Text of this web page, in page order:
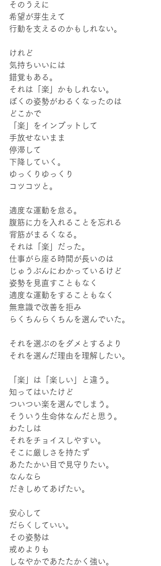
そのうえに
希望が芽生えて
行動を支えるのかもしれない。
けれど
気持ちいいには
錯覚もある。
それは「楽」かもしれない。
ぼくの姿勢がわるくなったのは
どこかで
「楽」をインプットして
手放せないまま
停滞して
下降していく。
ゆっくりゆっくり
コツコツと。
適度な運動を怠る。
腹筋に力を入れることを忘れる
背筋がまるくなる。
それは「楽」だった。
仕事がら座る時間が長いのは
じゅうぶんにわかっているけど
姿勢を見直すこともなく
適度な運動をすることもなく
無意識で改善を拒み
らくちんらくちんを選んでいた。
それを選ぶのをダメとするより
それを選んだ理由を理解したい。
「楽」は「楽しい」と違う。
知ってはいたけど
ついつい楽を選んでしまう。
そういう生命体なんだと思う。
わたしは
それをチョイスしやすい。
そこに厳しさを持たず
あたたかい目で見守りたい。
なんなら
だきしめてあげたい。
安心して
だらくしていい。
その姿勢は
戒めよりも
しなやかであたたかく強い。